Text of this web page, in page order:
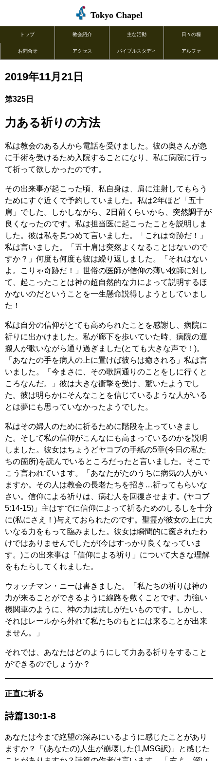
Tokyo Chapel
トップ 教会紹介 主な活動 日々の糧
お問合せ アクセス バイブルスタディ アルファ
2019年11月21日
第325日
力ある祈りの方法
私は教会のある人から電話を受けました。彼の奥さんが急
に手術を受けるため入院することになり、私に病院に行っ
て祈って欲しかったのです。
その出来事が起こった頃、私自身は、肩に注射してもらう
ためにすぐ近くで予約していました。私は2年ほど「五十
肩」でした。しかしながら、2日前くらいから、突然調子が
良くなったのです。私は担当医に起こったことを説明しま
した。彼は私を見つめて言いました。「これは奇跡だ！」
私は言いました。「五十肩は突然よくなることはないので
すか？」何度も何度も彼は繰り返しました。「それはない
よ。こりゃ奇跡だ！」世俗の医師が信仰の薄い牧師に対し
て、起こったことは神の超自然的な力によって説明するほ
かないのだということを一生懸命説得しようとしていまし
た！
私は自分の信仰がとても高められたことを感謝し、病院に
祈りに出かけました。私が廊下を歩いていた時、病院の運
搬人が歌いながら通り過ぎました(とても大きな声で！)。
「あなたの手を病人の上に置けば彼らは癒される」私は言
いました。「今まさに、その歌詞通りのことをしに行くと
ころなんだ。」彼は大きな衝撃を受け、驚いたようでし
た。彼は明らかにそんなことを信じているような人がいる
とは夢にも思っていなかったようでした。
私はその婦人のために祈るために階段を上っていきまし
た。そして私の信仰がこんなにも高まっているのかを説明
しました。彼女はちょうどヤコブの手紙の5章(今日の私た
ちの箇所)を読んでいるところだったと言いました。そこで
こう言われています。「あなたがたのうちに病気の人がい
ますか。その人は教会の長老たちを招き…祈ってもらいな
さい。信仰による祈りは、病む人を回復させます。(ヤコブ
5:14-15)」主はすでに信仰によって祈るためのしるしを十分
に(私にさえ！)与えておられたのです。聖霊が彼女の上に大
いなる力をもって臨みました。彼女は瞬間的に癒されたわ
けではありませんでしたが(今はすっかり良くなっていま
す。)この出来事は「信仰による祈り」について大きな理解
をもたらしてくれました。
ウォッチマン・ニーは書きました。「私たちの祈りは神の
力が来ることができるように線路を敷くことです。力強い
機関車のように、神の力は抗しがたいものです。しかし、
それはレールから外れて私たちのもとには来ることが出来
ません。」
それでは、あなたはどのようにして力ある祈りをすること
ができるのでしょうか？
正直に祈る
詩篇130:1-8
あなたは今まで絶望の深みにいるように感じたことがあり
ますか？「(あなたの)人生が崩壊した(1,MSG訳)」と感じた